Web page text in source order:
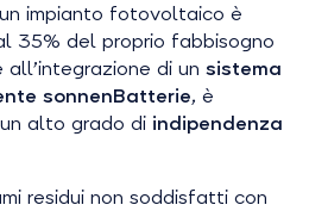
impianto fotovoltaico è
35% del proprio fabbisogno
di un sistema
sonnenBatterie, è
alto grado di indipendenza
residui non soddisfatti con